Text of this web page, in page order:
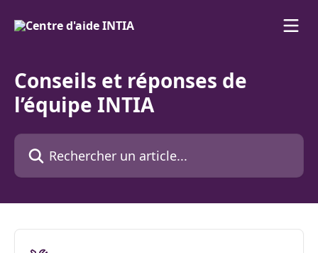
Conseils et réponses de
l’équipe INTIA
Rechercher un article...